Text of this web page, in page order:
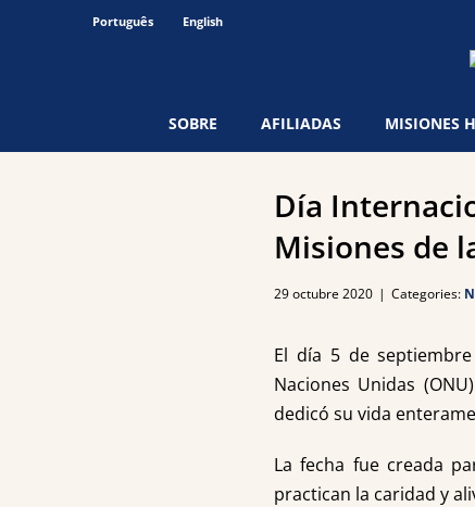
Português English
SOBRE AFILIADAS MISIONES
Día
Misiones de
29 octubre 2020 | Categories:
El día 5 de
Naciones Unidas
dedicó su vida
La fecha fue creada
practican la caridad y